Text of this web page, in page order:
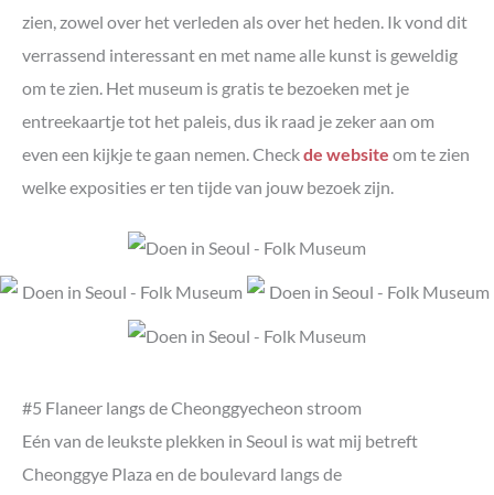
zien, zowel over het verleden als over het heden. Ik vond dit
verrassend interessant en met name alle kunst is geweldig
om te zien. Het museum is gratis te bezoeken met je
entreekaartje tot het paleis, dus ik raad je zeker aan om
even een kijkje te gaan nemen. Checkde website om te zien
welke exposities er ten tijde van jouw bezoek zijn.
#5 Flaneer langs de Cheonggyecheon stroom
Eén van de leukste plekken in Seoul is wat mij betreft
Cheonggye Plaza en de boulevard langs de